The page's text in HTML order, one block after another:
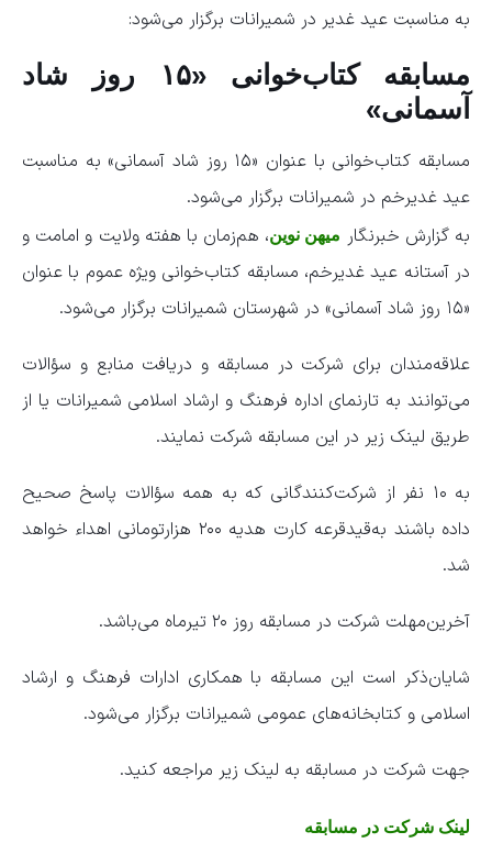
به مناسبت عید غدیر در شمیرانات برگزار می‌شود:
مسابقه کتاب‌خوانی «۱۵ روز شاد
آسمانی»
مسابقه کتاب‌خوانی با عنوان «۱۵ روز شاد آسمانی» به مناسبت
عید غدیرخم در شمیرانات برگزار می‌شود.
به گزارش خبرنگار میهن نوین، هم‌زمان با هفته ولایت و امامت و
در آستانه عید غدیرخم، مسابقه کتاب‌خوانی ویژه عموم با عنوان
«۱۵ روز شاد آسمانی» در شهرستان شمیرانات برگزار می‌شود.
علاقه‌مندان برای شرکت در مسابقه و دریافت منابع و سؤالات
می‌توانند به تارنمای اداره فرهنگ و ارشاد اسلامی شمیرانات یا از
طریق لینک زیر در این مسابقه شرکت نمایند.
به ۱۰ نفر از شرکت‌کنندگانی که به همه سؤالات پاسخ صحیح
داده باشند به‌قیدقرعه کارت هدیه ۲۰۰ هزارتومانی اهداء خواهد
شد.
آخرین‌مهلت شرکت در مسابقه روز ۲۰ تیرماه می‌باشد.
شایان‌ذکر است این مسابقه با همکاری ادارات فرهنگ و ارشاد
اسلامی و کتابخانه‌های عمومی شمیرانات برگزار می‌شود.
جهت شرکت در مسابقه به لینک زیر مراجعه کنید.
لینک شرکت در مسابقه